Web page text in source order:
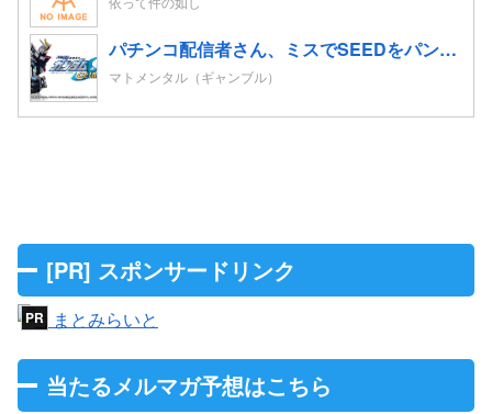
パチンコ配信者さん、ミスでSEEDをパンクさせてしまう…
マトメンタル（ギャンブル）
[PR] スポンサードリンク
当たるメルマガ予想はこちら